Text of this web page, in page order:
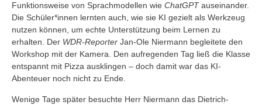
Funktionsweise von Sprachmodellen wie ChatGPTauseinander.
Die Schüler*innen lernten auch, wie sie KI gezielt als Werkzeug
nutzen können, um echte Unterstützung beim Lernen zu
erhalten. Der WDR-Reporter Jan-Ole Niermann begleitete den
Workshop mit der Kamera. Den aufregenden Tag ließ die Klasse
entspannt mit Pizza ausklingen – doch damit war das KI-
Abenteuer noch nicht zu Ende.
Wenige Tage später besuchte Herr Niermann das Dietrich-